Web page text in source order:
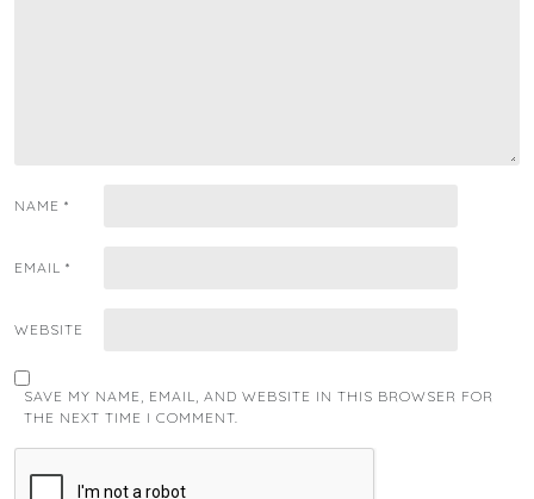
NAME *
EMAIL *
WEBSITE
SAVE MY NAME, EMAIL, AND WEBSITE IN THIS BROWSER FOR
THE NEXT TIME I COMMENT.